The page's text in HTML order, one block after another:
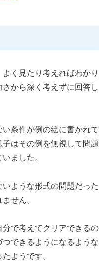
く見たり考えればわかり
から深く考えずに回答し
条件が例の絵に書かれて
はその例を無視して問題
ました。
ような形式の問題だった
せん。
で考えてクリアできるの
できるようになるような
ようです。